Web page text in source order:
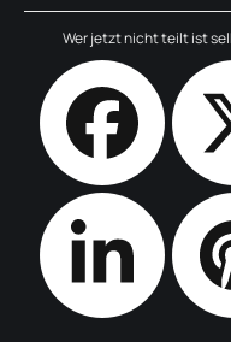
Wer jetzt nicht teilt ist